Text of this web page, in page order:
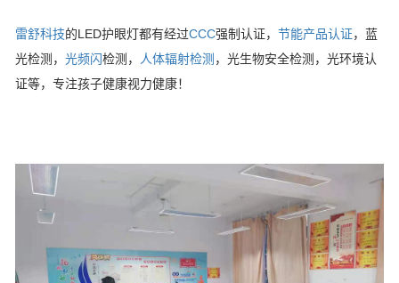
雷舒科技的LED护眼灯都有经过CCC强制认证， 节能产品认证，蓝
光检测， 光频闪检测， 人体辐射检测 ，光生物安全检测，光环境认
证等，专注孩子健康视力健康！